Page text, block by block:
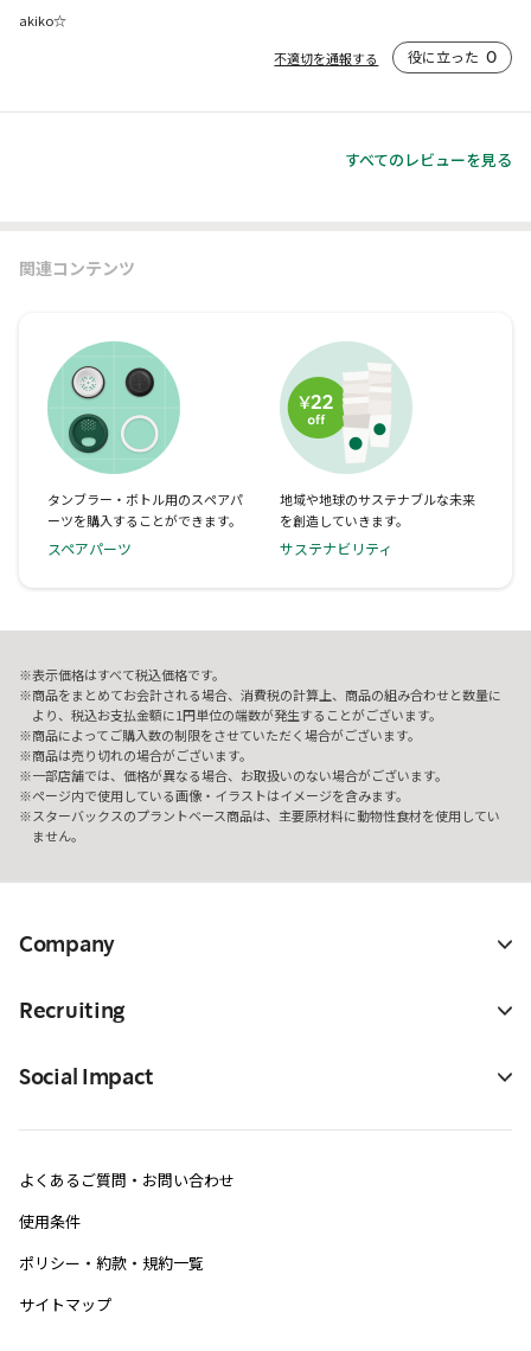
akiko☆
不適切を通報する 役に立った 0
すべてのレビューを見る
関連コンテンツ
タンブラー・ボトル用のスペアパ
ーツを購入することができます。
スペアパーツ
地域や地球のサステナブルな未来
を創造していきます。
サステナビリティ
表示価格はすべて税込価格です。
商品をまとめてお会計される場合、消費税の計算上、商品の組み合わせと数量に
より、税込お支払金額に1円単位の端数が発生することがございます。
商品によってご購入数の制限をさせていただく場合がございます。
商品は売り切れの場合がございます。
一部店舗では、価格が異なる場合、お取扱いのない場合がございます。
ページ内で使用している画像・イラストはイメージを含みます。
スターバックスのプラントベース商品は、主要原材料に動物性食材を使用してい
ません。
Company
Recruiting
Social Impact
よくあるご質問・お問い合わせ
使用条件
ポリシー・約款・規約一覧
サイトマップ